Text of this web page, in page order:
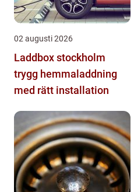
02 augusti 2026
Laddbox stockholm
trygg hemmaladdning
med rätt installation